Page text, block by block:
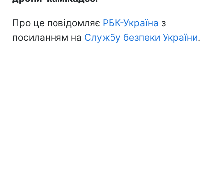
Про це повідомляє РБК-Україна з
посиланням на Службу безпеки України.